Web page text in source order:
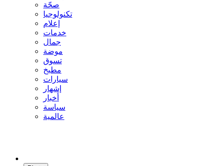
صحّة
تكنولوجيا
إعلام
خدمات
جمال
موضة
تسوق
مطبخ
سيارات
إشهار
أخبار
سياسة
عالمية